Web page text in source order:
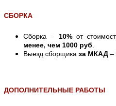
СБОРКА
Сборка – 10%от
менее, чем 1000 руб
Выезд сборщика за МКАД –
ДОПОЛНИТЕЛЬНЫЕ РАБОТЫ